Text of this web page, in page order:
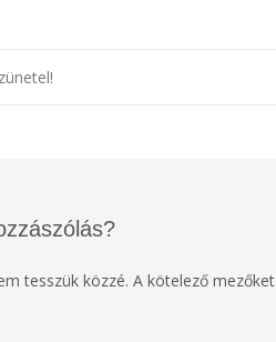
tesszük közzé. A kötelező mezőket